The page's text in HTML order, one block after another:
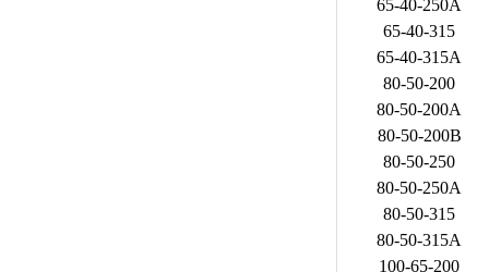
65-40-250A
65-40-315
65-40-315A
80-50-200
80-50-200A
80-50-200B
80-50-250
80-50-250A
80-50-315
80-50-315A
100-65-200